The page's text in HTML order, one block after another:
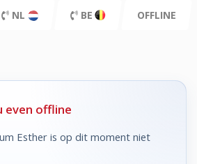
NL BE OFFLINE
even offline
Esther is op dit moment niet